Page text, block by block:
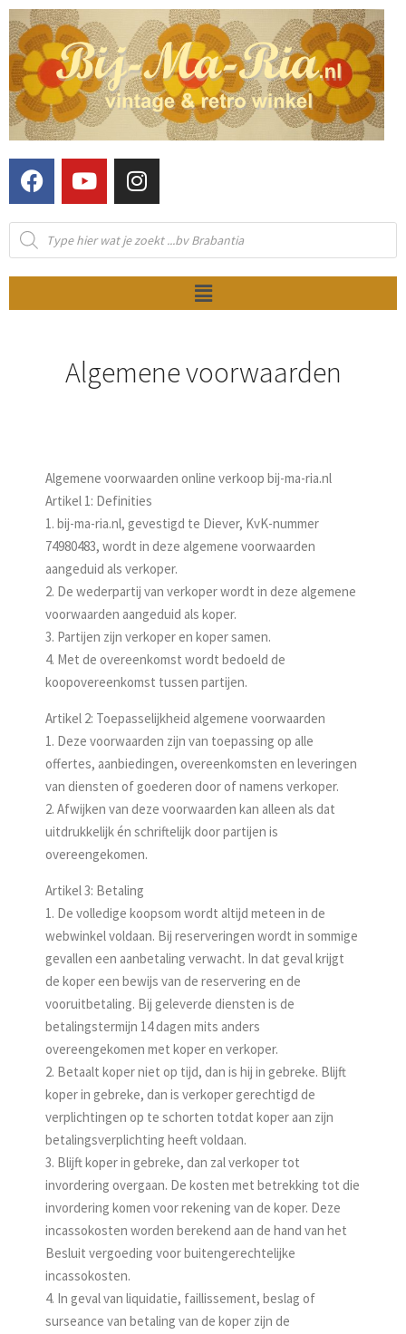
Algemene voorwaarden
Algemene voorwaarden online verkoop bij-ma-ria.nl
Artikel 1: Definities
1. bij-ma-ria.nl, gevestigd te Diever, KvK-nummer
74980483, wordt in deze algemene voorwaarden
aangeduid als verkoper.
2. De wederpartij van verkoper wordt in deze algemene
voorwaarden aangeduid als koper.
3. Partijen zijn verkoper en koper samen.
4. Met de overeenkomst wordt bedoeld de
koopovereenkomst tussen partijen.
Artikel 2: Toepasselijkheid algemene voorwaarden
1. Deze voorwaarden zijn van toepassing op alle
offertes, aanbiedingen, overeen­komsten en leveringen
van diensten of goederen door of namens verkoper.
2. Afwijken van deze voorwaarden kan alleen als dat
uitdrukkelijk én schriftelijk door partijen is
overeengekomen.
Artikel 3: Betaling
1. De volledige koopsom wordt altijd meteen in de
webwinkel voldaan. Bij reserve­ringen wordt in sommige
gevallen een aanbetaling verwacht. In dat geval krijgt
de koper een bewijs van de reservering en de
vooruitbetaling. Bij geleverde diensten is de
betalingstermijn 14 dagen mits anders
overeengekomen met koper en verkoper.
2. Betaalt koper niet op tijd, dan is hij in gebreke. Blijft
koper in gebreke, dan is verkoper gerechtigd de
verplichtingen op te schorten totdat koper aan zijn
betalingsverplichting heeft voldaan.
3. Blijft koper in gebreke, dan zal verkoper tot
invordering overgaan. De kosten met betrekking tot die
invordering komen voor rekening van de koper. Deze
incassokosten worden berekend aan de hand van het
Besluit vergoeding voor buitengerechtelijke
incassokosten.
4. In geval van liquidatie, faillissement, beslag of
surseance van betaling van de koper zijn de